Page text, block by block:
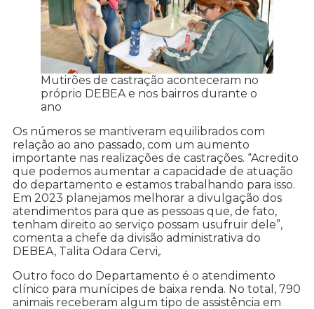
Mutirões de castração aconteceram no
próprio DEBEA e nos bairros durante o
ano
Os números se mantiveram equilibrados com
relação ao ano passado, com um aumento
importante nas realizações de castrações. “Acredito
que podemos aumentar a capacidade de atuação
do departamento e estamos trabalhando para isso.
Em 2023 planejamos melhorar a divulgação dos
atendimentos para que as pessoas que, de fato,
tenham direito ao serviço possam usufruir dele”,
comenta a chefe da divisão administrativa do
DEBEA, Talita Odara Cervi,.
Outro foco do Departamento é o atendimento
clínico para munícipes de baixa renda. No total, 790
animais receberam algum tipo de assistência em